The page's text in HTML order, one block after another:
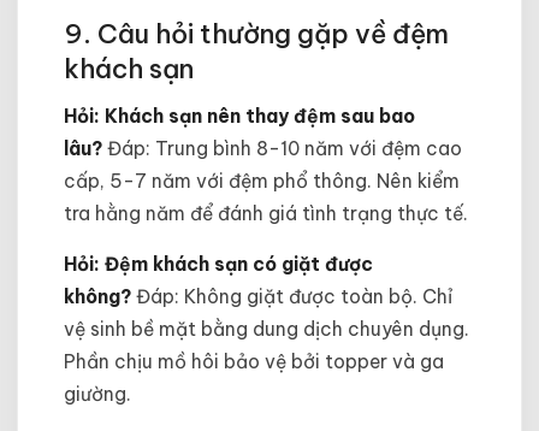
9. Câu hỏi thường gặp về đệm
khách sạn
Hỏi: Khách sạn nên thay đệm sau bao
lâu? Đáp: Trung bình 8-10 năm với đệm cao
cấp, 5-7 năm với đệm phổ thông. Nên kiểm
tra hằng năm để đánh giá tình trạng thực tế.
Hỏi: Đệm khách sạn có giặt được
không? Đáp: Không giặt được toàn bộ. Chỉ
vệ sinh bề mặt bằng dung dịch chuyên dụng.
Phần chịu mồ hôi bảo vệ bởi topper và ga
giường.